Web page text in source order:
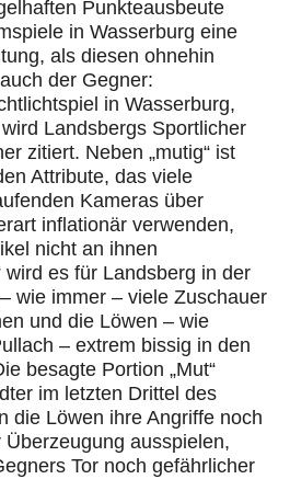
Punkteausbeute
in Wasserburg eine
als diesen ohnehin
der Gegner:
in Wasserburg,
Landsbergs Sportlicher
zitiert. Neben „mutig“ ist
Attribute, das viele
Kameras über
inflationär verwenden,
nicht an ihnen
wird es für Landsberg in der
wie immer – viele Zuschauer
und die Löwen – wie
– extrem bissig in den
besagte Portion „Mut“
im letzten Drittel des
die Löwen ihre Angriffe noch
ausspielen,
Tor noch gefährlicher